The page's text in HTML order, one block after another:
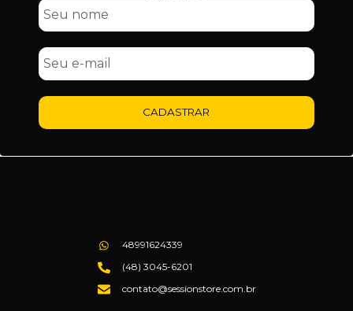
CADASTRAR
48991624339
(48) 3045-6201
contato@sessionstore.com.br